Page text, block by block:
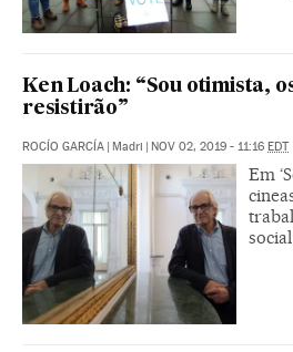
Ken Loach: “Sou otimista,
resistirão”
ROCÍO GARCÍA | Madri | NOV 02, 2019 - 11:16 EDT
Em
social